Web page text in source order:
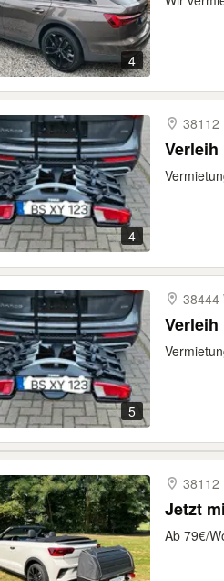
4
4
38112
Verleih
5
38444
Verleih
38112
Jetzt
Ab 79€/